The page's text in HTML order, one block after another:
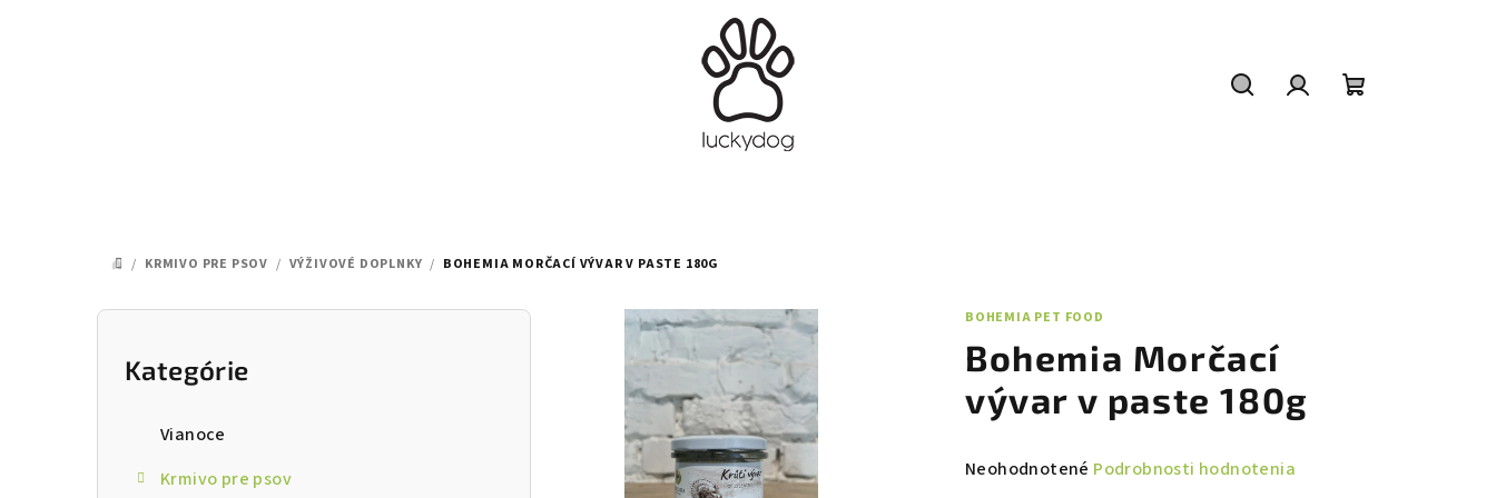
DOMOV
/ KRMIVO PRE PSOV / VÝŽIVOVÉ DOPLNKY / BOHEMIA MORČACÍ VÝVAR V PASTE 180G
B
Preskočiť
kategórie
Kategórie
Vianoce
Krmivo pre psov
BOHEMIA PET FOOD
Bohemia Morčací
vývar v paste 180g
Priemerné
Neohodnotené Podrobnosti hodnotenia